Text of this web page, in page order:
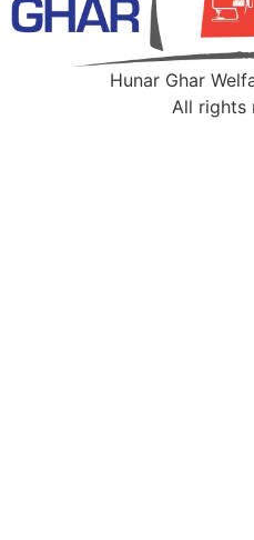
Hunar Ghar
All rights